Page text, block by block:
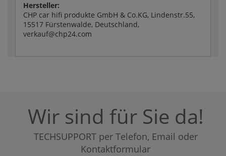
Hersteller:
CHP car hifi produkte GmbH & Co.KG, Lindenstr.55,
15517 Fürstenwalde, Deutschland,
verkauf@chp24.com
Wir sind für Sie da!
TECHSUPPORT per Telefon, Email oder
Kontaktformular